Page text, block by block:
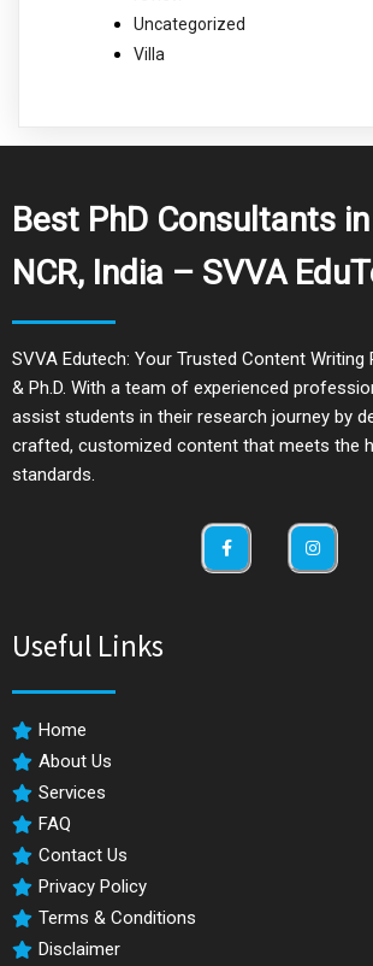
Uncategorized
Villa
Best PhD Consultants
NCR, India – SVVA
SVVA Edutech: Your Trusted Content Writing
& Ph.D. With a team of experienced
assist students in their research journey by
crafted, customized content that meets the
standards.
Useful Links
Home
About Us
Services
FAQ
Contact Us
Privacy Policy
Terms & Conditions
Disclaimer